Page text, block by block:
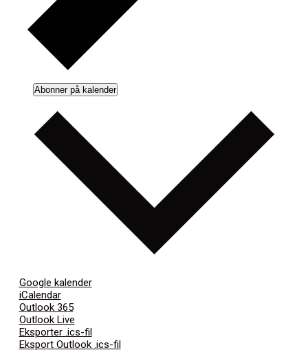
Abonner på kalender
Google kalender
iCalendar
Outlook 365
Outlook Live
Eksporter .ics-fil
Eksport Outlook .ics-fil